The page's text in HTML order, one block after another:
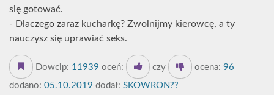
się gotować.
- Dlaczego zaraz kucharkę? Zwolnijmy kierowcę, a ty
nauczysz się uprawiać seks.
Dowcip: 11939 oceń: czy ocena: 96
dodano: 05.10.2019 dodał: SKOWRON??